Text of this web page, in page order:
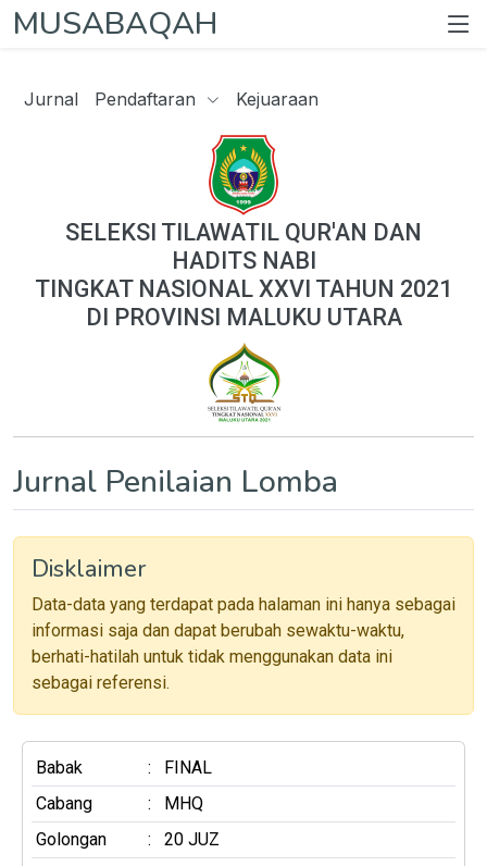
MUSABAQAH
Jurnal Pendaftaran Kejuaraan
SELEKSI TILAWATIL QUR'AN DAN
HADITS NABI
TINGKAT NASIONAL XXVI TAHUN 2021
DI PROVINSI MALUKU UTARA
Jurnal Penilaian Lomba
Disklaimer
Data-data yang terdapat pada halaman ini hanya sebagai
informasi saja dan dapat berubah sewaktu-waktu,
berhati-hatilah untuk tidak menggunakan data ini
sebagai referensi.
Babak :
FINAL
Cabang
:
MHQ
Golongan
:
20 JUZ